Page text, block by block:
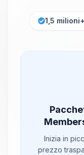
1,5
Inizia in
prezzo